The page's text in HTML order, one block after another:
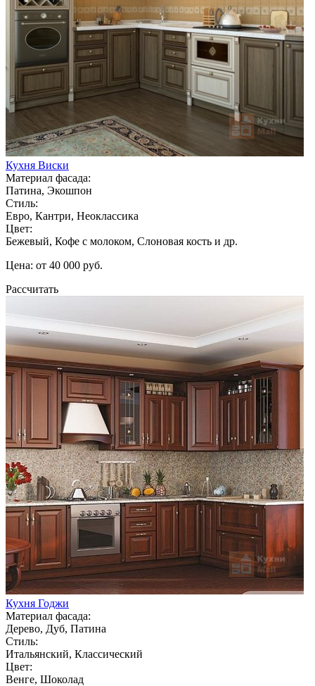
Кухня Виски
Материал фасада:
Патина, Экошпон
Стиль:
Евро, Кантри, Неоклассика
Цвет:
Бежевый, Кофе с молоком, Слоновая кость и др.
Цена: от 40 000 руб.
Рассчитать
Кухня Годжи
Материал фасада:
Дерево, Дуб, Патина
Стиль:
Итальянский, Классический
Цвет:
Венге, Шоколад